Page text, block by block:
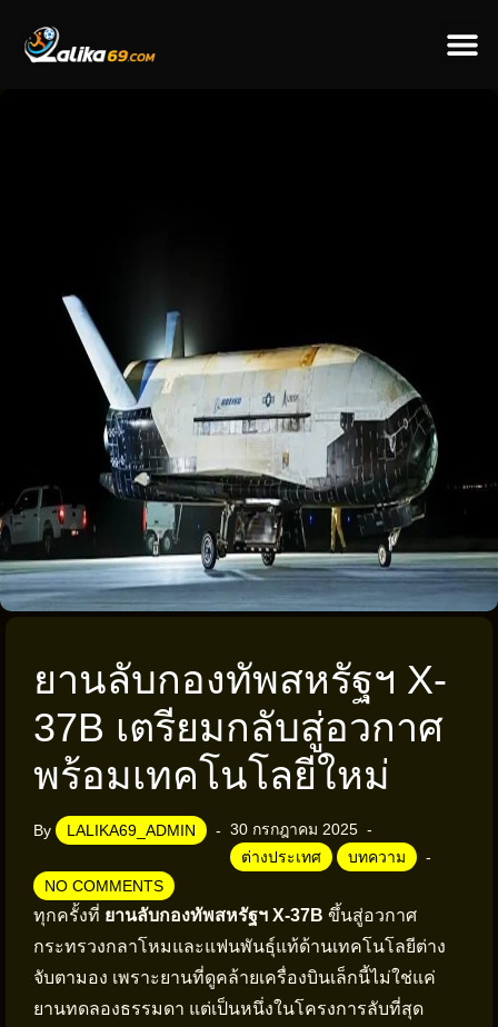
ยานลับกองทัพสหรัฐฯ X-
37B เตรียมกลับสู่อวกาศ
พร้อมเทคโนโลยีใหม่
By LALIKA69_ADMIN
30 กรกฎาคม 2025
ต่างประเทศ
บทความ
NO COMMENTS
ทุกครั้งที่ ยานลับกองทัพสหรัฐฯ X-37B ขึ้นสู่อวกาศ
กระทรวงกลาโหมและแฟนพันธุ์แท้ด้านเทคโนโลยีต่าง
จับตามอง เพราะยานที่ดูคล้ายเครื่องบินเล็กนี้ไม่ใช่แค่
ยานทดลองธรรมดา แต่เป็นหนึ่งในโครงการลับที่สุด